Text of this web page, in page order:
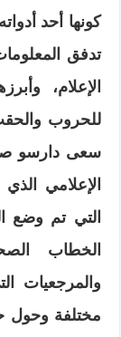
كونها أحد
تدفق
الإعلام،
للحروب
سعى دارسو
الإعلامي
التي تم وضع
الخطاب
والمرجعيات
مختلفة وحول